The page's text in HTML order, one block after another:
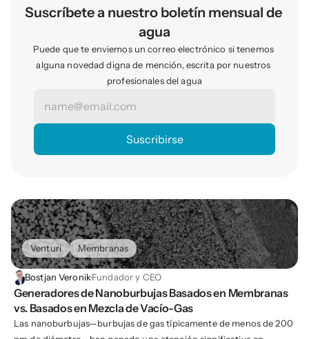
Suscríbete a nuestro boletín mensual de
agua
Puede que te enviemos un correo electrónico si tenemos
alguna novedad digna de mención, escrita por nuestros
profesionales del agua
Venturi Membranas
Bostjan Veronik·Fundador y CEO
Generadores de Nanoburbujas Basados en Membranas
vs. Basados en Mezcla de Vacío-Gas
Las nanoburbujas—burbujas de gas típicamente de menos de 200